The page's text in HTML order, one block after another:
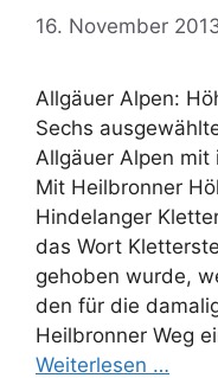
16. November
Allgäuer Alpen:
Sechs
Allgäuer Alpen mit
Mit Heilbronner
Hindelanger
das Wort
gehoben wurde,
den für die
Heilbronner Weg
Weiterlesen …